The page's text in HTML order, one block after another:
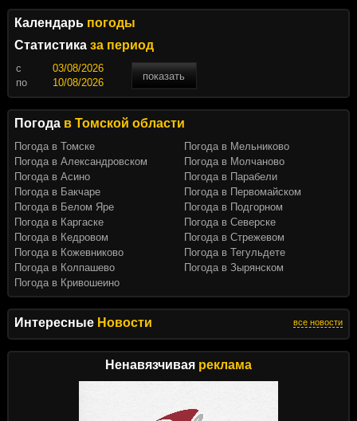
Интересные Новости все новости
Ненавязчивая реклама
Календарь погоды
Статистика за период
c
показать
по
Погода в Томской области
Погода в Томске
Погода в Александровском
Погода в Асино
Погода в Бакчаре
Погода в Белом Яре
Погода в Каргаске
Погода в Кедровом
Погода в Кожевниково
Погода в Колпашево
Погода в Кривошеино
Погода в Мельниково
Погода в Молчаново
Погода в Парабели
Погода в Первомайском
Погода в Подгорном
Погода в Северске
Погода в Стрежевом
Погода в Тегульдете
Погода в Зырянском